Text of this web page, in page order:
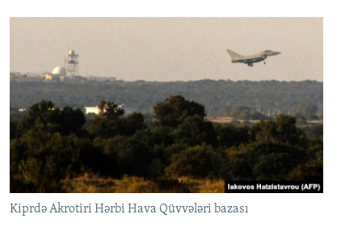
Kiprdə Akrotiri Hərbi Hava Qüvvələri bazası